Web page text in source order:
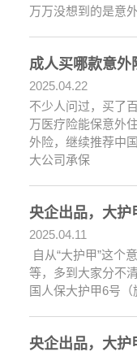
万万没想到的是意
成人买哪款意外
2025.04.22
不少人问过，买了
万医疗险能保意外
外险，继续推荐中
大公司承保
央企出品，大护
2025.04.11
自从“大护甲”这个
等，多到大家分不
国人保大护甲6号
央企出品，大护